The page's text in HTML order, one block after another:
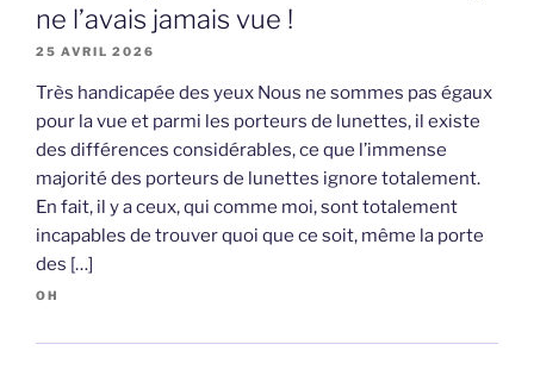
ne l’avais jamais vue !
25 AVRIL 2026
Très handicapée des yeux Nous ne sommes pas égaux
pour la vue et parmi les porteurs de lunettes, il existe
des différences considérables, ce que l’immense
majorité des porteurs de lunettes ignore totalement.
En fait, il y a ceux, qui comme moi, sont totalement
incapables de trouver quoi que ce soit, même la porte
des […]
OH